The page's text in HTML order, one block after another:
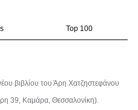
Top 100
βιβλίου του Άρη Χατζηστεφάνου
39, Καμάρα, Θεσσαλονίκη).